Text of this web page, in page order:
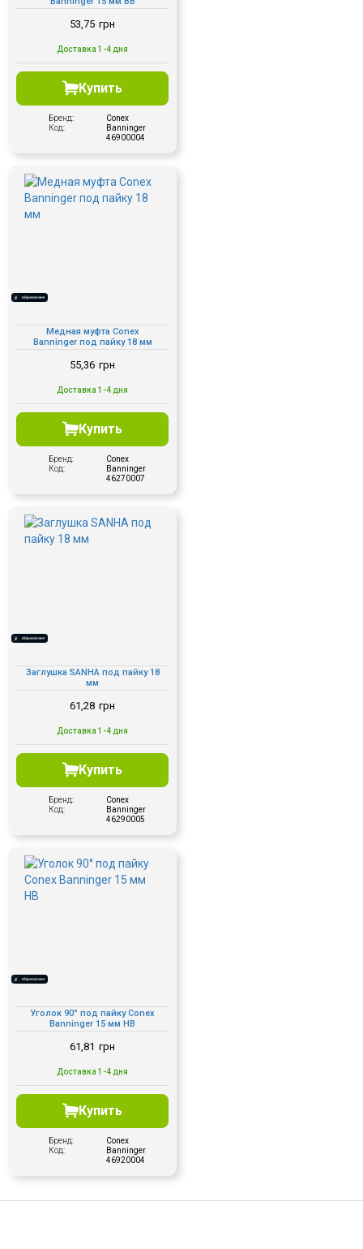
53,75 грн
Доставка 1-4 дня
Купить
Бренд:
Код:
Conex
Banninger
46900004
​Медная муфта Conex
Banninger под пайку 18 мм
55,36 грн
Доставка 1-4 дня
Купить
Бренд:
Код:
Conex
Banninger
46270007
Заглушка SANHA под пайку 18
мм
61,28 грн
Доставка 1-4 дня
Купить
Бренд:
Код:
Conex
Banninger
46290005
Уголок 90° под пайку Conex
Banninger 15 мм НВ
61,81 грн
Доставка 1-4 дня
Купить
Бренд:
Код:
Conex
Banninger
46920004